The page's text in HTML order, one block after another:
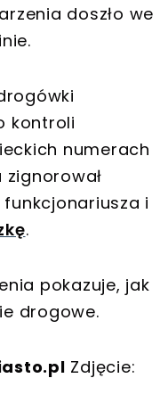
doszło we
kontroli
numerach
i
.
pokazuje, jak
drogowe.
Zdjęcie: